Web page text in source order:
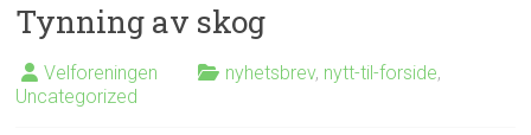
Tynning av skog
Velforeningen nyhetsbrev, nytt-til-forside,
Uncategorized